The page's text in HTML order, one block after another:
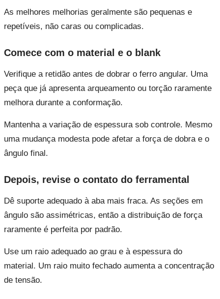
As melhores melhorias geralmente são pequenas e
repetíveis, não caras ou complicadas.
Comece com o material e o blank
Verifique a retidão antes de dobrar o ferro angular. Uma
peça que já apresenta arqueamento ou torção raramente
melhora durante a conformação.
Mantenha a variação de espessura sob controle. Mesmo
uma mudança modesta pode afetar a força de dobra e o
ângulo final.
Depois, revise o contato do ferramental
Dê suporte adequado à aba mais fraca. As seções em
ângulo são assimétricas, então a distribuição de força
raramente é perfeita por padrão.
Use um raio adequado ao grau e à espessura do
material. Um raio muito fechado aumenta a concentração
de tensão.